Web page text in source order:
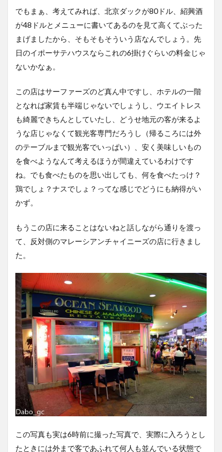
でもまぁ、考えてみれば、北京ダックが80ドル、紹興酒
が48ドルとメニューに書いてあるのを見て高くてぶった
まげましたから、そもそもそういう店なんでしょう。先
日のイポーサテハウスならこれの6掛けぐらいの料金じゃ
ないかなぁ。
この店はサーファーズのど真ん中ですし、ホテルの一階
となれば家賃も半端じゃないでしょうし、ウエイトレス
も綺麗できちんとしていたし、どうせ地元の客が来るよ
うな店じゃなくて観光客専門だろうし（帰るころには外
のテーブルまで観光客でいっぱい）、安く美味しいもの
を食べようなんて考えるほうが間違えているわけです
ね。でも食べたものを思い出しても、何を食べたっけ？
鶏でしょ？ナスでしょ？ってな感じでどうにも納得がい
かず。
もうこの店に来ることはないねと話しながら通りを渡っ
て、反対側のマレーシアンチャイニーズの店に行きまし
た。
この写真も実は6時前に撮った写真で、実際に入ろうとし
たときには外まで客であふれて何人も並んでいる状態で